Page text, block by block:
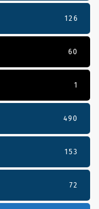
126
60
1
490
153
72